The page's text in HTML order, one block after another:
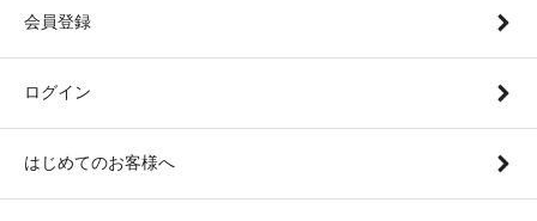
会員登録
ログイン
はじめてのお客様へ